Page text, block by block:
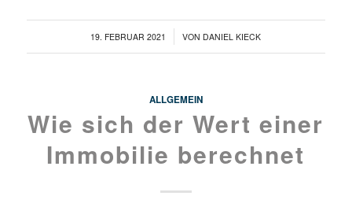
19. FEBRUAR 2021
/ VON DANIEL KIECK
ALLGEMEIN
Wie sich der Wert einer
Immobilie berechnet